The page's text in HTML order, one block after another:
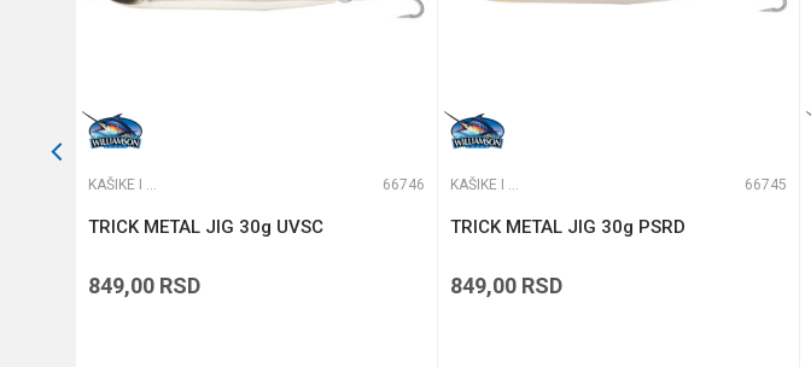
KAŠIKE I PILKERI 66746
TRICK METAL JIG 30g UVSC
849,00 RSD
KAŠIKE I PILKERI 66745
TRICK METAL JIG 30g PSRD
849,00 RSD